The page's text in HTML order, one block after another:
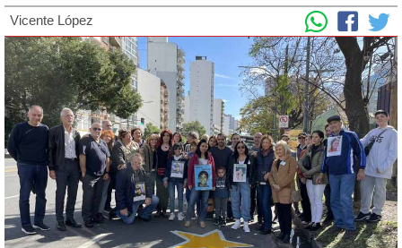
Vicente López